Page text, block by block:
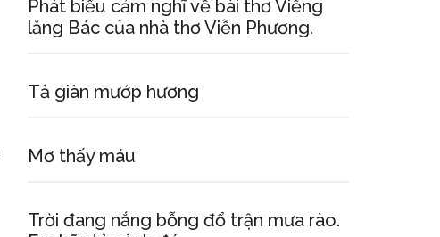
Phát biểu cảm nghĩ về bài thơ Viếng
lăng Bác của nhà thơ Viễn Phương.
Tả giàn mướp hương
Mơ thấy máu
Trời đang nắng bỗng đổ trận mưa rào.